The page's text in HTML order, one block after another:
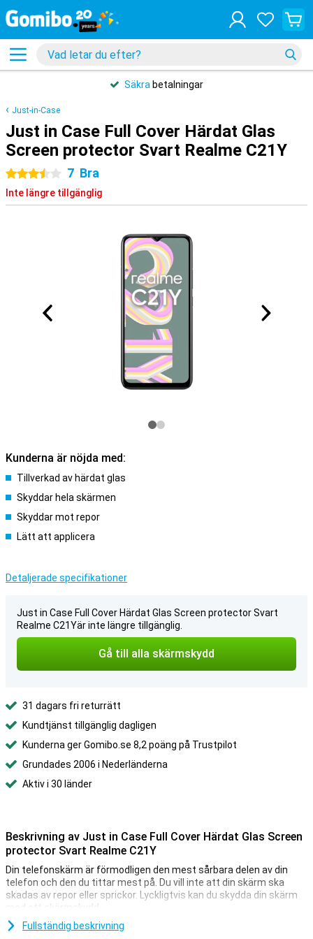
Säkra betalningar
Just-in-Case
Just in Case Full Cover Härdat Glas
Screen protector Svart Realme C21Y
3.5 stjärnor
7 Bra
Inte längre tillgänglig
Kunderna är nöjda med:
Tillverkad av härdat glas
Skyddar hela skärmen
Skyddar mot repor
Lätt att applicera
Detaljerade specifikationer
Just in Case Full Cover Härdat Glas Screen protector Svart
Realme C21Yär inte längre tillgänglig.
Gå till alla skärmskydd
31 dagars fri returrätt
Kundtjänst tillgänglig dagligen
Kunderna ger Gomibo.se 8,2 poäng på Trustpilot
Grundades 2006 i Nederländerna
Aktiv i 30 länder
Beskrivning av Just in Case Full Cover Härdat Glas Screen
protector Svart Realme C21Y
Din telefonskärm är förmodligen den mest sårbara delen av din
telefon och den du tittar mest på. Du vill inte att din skärm ska
skadas av repor eller sprickor. Lyckligtvis kan du skydda din skärm
med ett skärmskydd.
Letar du efter det bästa skyddet för skärmen på din Realme C21Y?
Fullständig beskrivning